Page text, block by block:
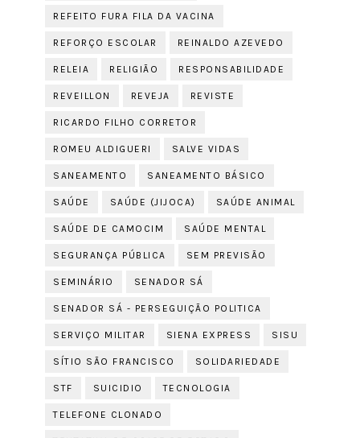
REFEITO FURA FILA DA VACINA
REFORÇO ESCOLAR REINALDO AZEVEDO
RELEIA RELIGIÃO RESPONSABILIDADE
REVEILLON REVEJA REVISTE
RICARDO FILHO CORRETOR
ROMEU ALDIGUERI SALVE VIDAS
SANEAMENTO SANEAMENTO BÁSICO
SAÚDE SAÚDE (JIJOCA) SAÚDE ANIMAL
SAÚDE DE CAMOCIM SAÚDE MENTAL
SEGURANÇA PÚBLICA SEM PREVISÃO
SEMINÁRIO SENADOR SÁ
SENADOR SÁ - PERSEGUIÇÃO POLITICA
SERVIÇO MILITAR SIENA EXPRESS SISU
SÍTIO SÃO FRANCISCO SOLIDARIEDADE
STF SUICIDIO TECNOLOGIA
TELEFONE CLONADO